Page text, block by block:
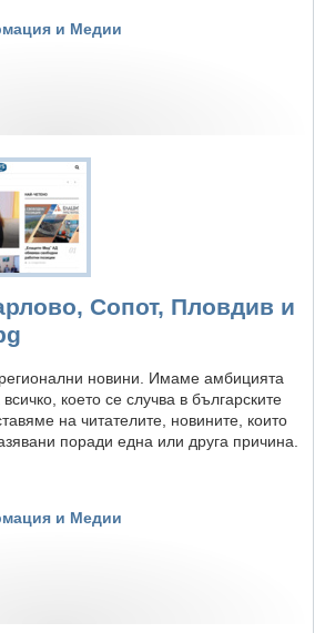
и Медии
Сопот, Пловдив и
новини. Имаме амбицията
което се случва в българските
на читателите, новините, които
поради една или друга причина.
и Медии